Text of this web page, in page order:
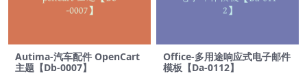
Autima-汽车配件 OpenCart
主题【Db-0007】
Office-多用途响应式电子邮件
模板【Da-0112】